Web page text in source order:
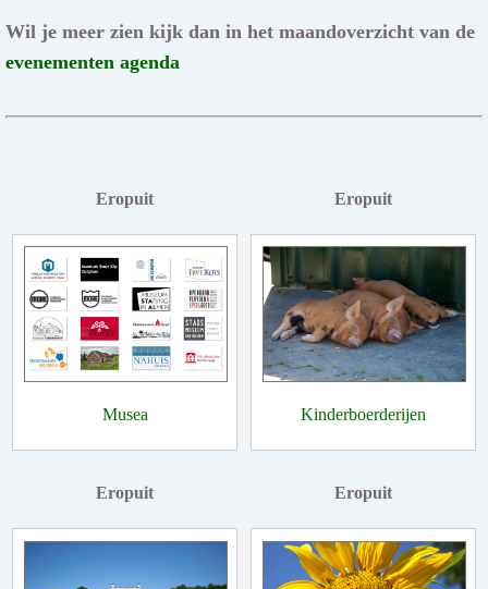
Wil je meer zien kijk dan in het maandoverzicht van de
evenementen agenda
Eropuit
Musea
Eropuit
Kinderboerderijen
Eropuit Eropuit